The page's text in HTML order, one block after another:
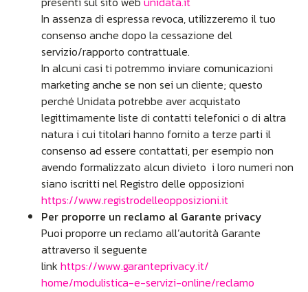
In assenza di espressa revoca, utilizzeremo il tuo
consenso anche dopo la cessazione del
servizio/rapporto contrattuale.
In alcuni casi ti potremmo inviare comunicazioni
marketing anche se non sei un cliente; questo
perché Unidata potrebbe aver acquistato
legittimamente liste di contatti telefonici o di altra
natura i cui titolari hanno fornito a terze parti il
consenso ad essere contattati, per esempio non
avendo formalizzato alcun divieto i loro numeri non
siano iscritti nel Registro delle opposizioni
https://www.registrodelleopposizioni.it
Per proporre un reclamo al Garante privacy
Puoi proporre un reclamo all’autorità Garante
attraverso il seguente
link https://www.garanteprivacy.it/
home/modulistica-e-servizi-online/reclamo